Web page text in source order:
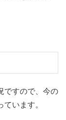
ですので、今の
います。